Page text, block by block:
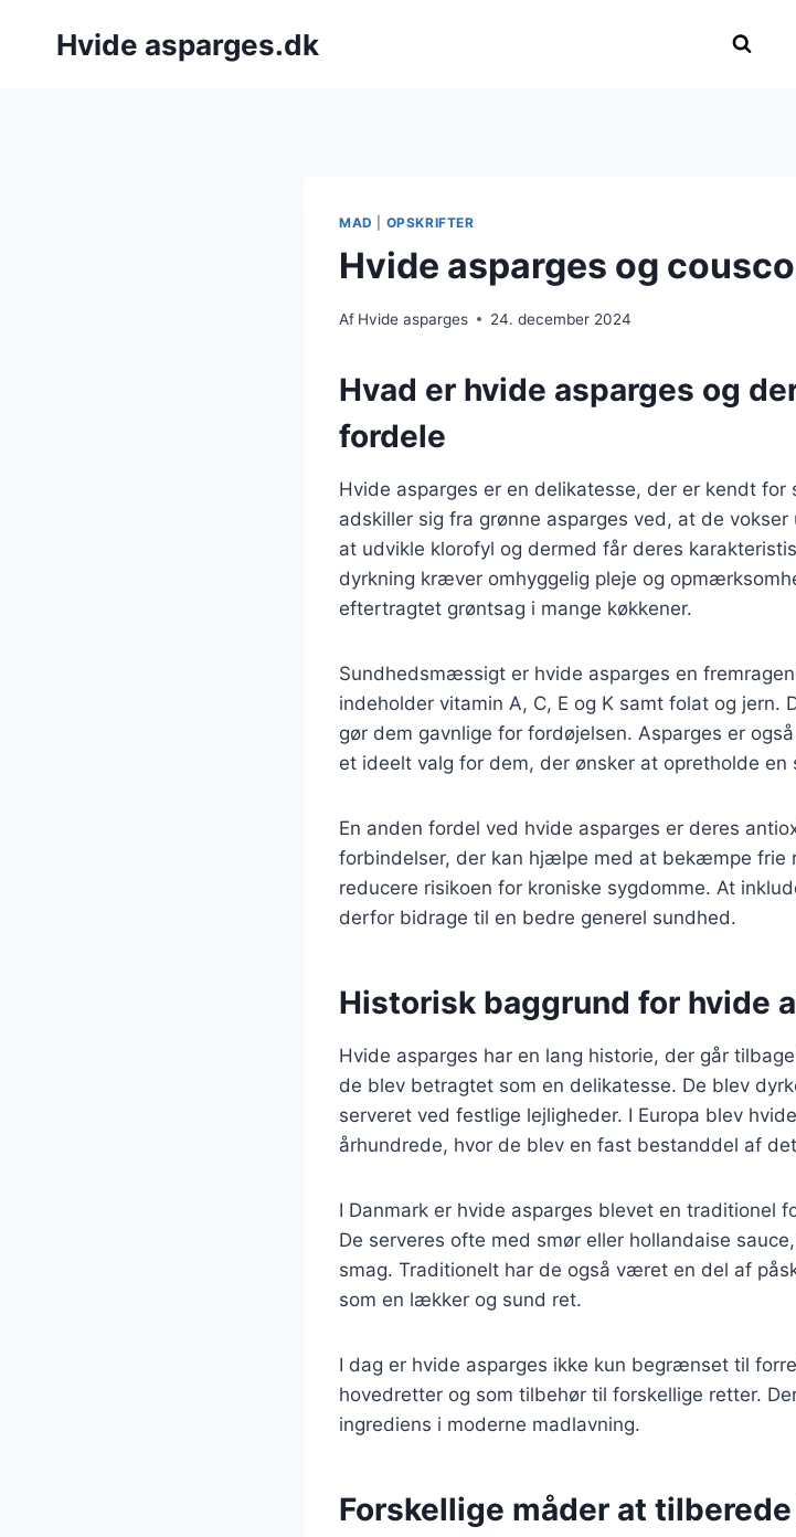
Hvide asparges.dk
MAD OPSKRIFTER
Hvide asparges og
Af Hvide asparges 24. december 2024
Hvad er hvide asparges og
fordele
Hvide asparges er en delikatesse, der er kendt for
adskiller sig fra grønne asparges ved, at de
at udvikle klorofyl og dermed får deres
dyrkning kræver omhyggelig pleje og
eftertragtet grøntsag i mange køkkener.
Sundhedsmæssigt er hvide asparges en
indeholder vitamin A, C, E og K samt folat og jern.
gør dem gavnlige for fordøjelsen. Asparges er
et ideelt valg for dem, der ønsker at opretholde en
En anden fordel ved hvide asparges er deres
forbindelser, der kan hjælpe med at bekæmpe frie
reducere risikoen for kroniske sygdomme. At
derfor bidrage til en bedre generel sundhed.
Historisk baggrund for hvide
Hvide asparges har en lang historie, der går
de blev betragtet som en delikatesse. De blev
serveret ved festlige lejligheder. I Europa blev
århundrede, hvor de blev en fast bestanddel af
I Danmark er hvide asparges blevet en
De serveres ofte med smør eller hollandaise
smag. Traditionelt har de også været en del af
som en lækker og sund ret.
I dag er hvide asparges ikke kun begrænset til
hovedretter og som tilbehør til forskellige retter.
ingrediens i moderne madlavning.
Forskellige måder at